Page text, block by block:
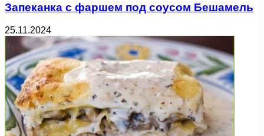
Запеканка с фаршем под соусом Бешамель
25.11.2024